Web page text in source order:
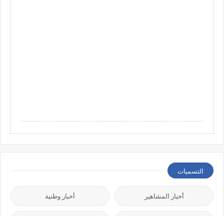
التسميات
أخبار المشاهير أخبار وطنية